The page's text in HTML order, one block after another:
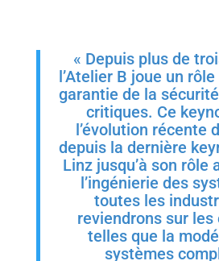
« Depuis plus de
l’Atelier B joue un
garantie de la
critiques. Ce
l’évolution récente
depuis la dernière
Linz jusqu’à son rôle
l’ingénierie des
toutes les
reviendrons sur les
telles que la
systèmes